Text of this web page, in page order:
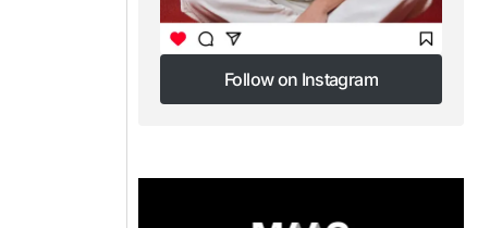
Follow on Instagram
Follow on Instagram